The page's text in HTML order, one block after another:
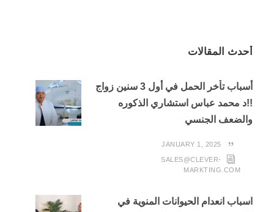
أحدث المقالات
أسباب تأخر الحمل في أول 3 سنين زواج
!!د محمد عباس استشاري الذكوره
والضعف الجنسي
JANUARY 1, 2025
SALES@CLEVER-
MARKTING.COM
اسباب انعدام الحيوانات المنوية في